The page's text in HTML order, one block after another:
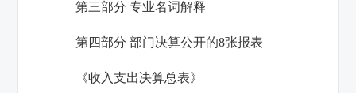
第三部分 专业名词解释
第四部分 部门决算公开的8张报表
《收入支出决算总表》